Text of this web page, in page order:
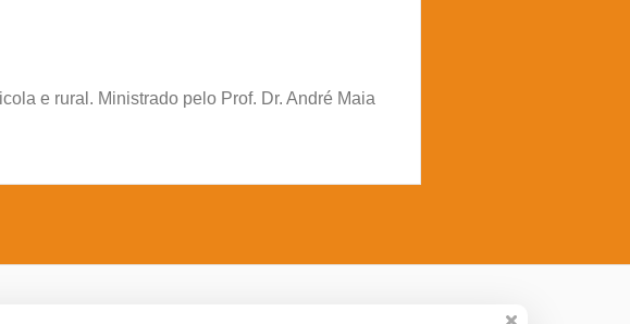
e rural. Ministrado pelo Prof. Dr. André Maia